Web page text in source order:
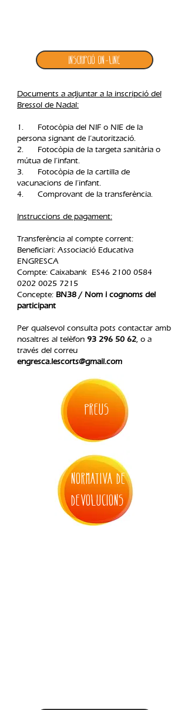
Inscripció ON-LINE
Documents a adjuntar a la inscripció del
Bressol de Nadal:
1. Fotocòpia del NIF o NIE de la
persona signant de l’autorització.
2. Fotocòpia de la targeta sanitària o
mútua de l’infant.
3. Fotocòpia de la cartilla de
vacunacions de l’infant.
4. Comprovant de la transferència.​
Instruccions de pagament:
Transferència al compte corrent:
Beneficiari: Associació Educativa
ENGRESCA
Compte: Caixabank ES46 2100 0584
0202 0025 7215
Concepte: BN38 / Nom i cognoms del
participant
Per qualsevol consulta pots contactar amb
nosaltres al telèfon 93 296 50 62, o a
través del correu
engresca.lescorts@gmail.com
PREUS
normativa de
devolucions